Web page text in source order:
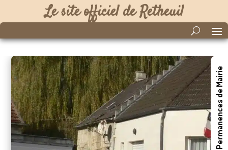
Le site officiel de Retheuil
Permanences de Mairie